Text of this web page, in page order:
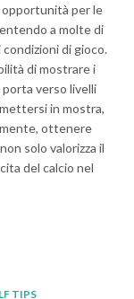
opportunità per le
a molte di
di gioco.
di mostrare i
verso livelli
in mostra,
ottenere
solo valorizza il
del calcio nel
TIPS